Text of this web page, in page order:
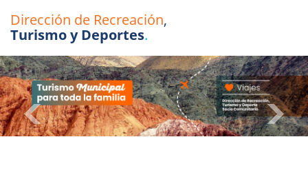
Dirección de Recreación,
Turismo y Deportes.